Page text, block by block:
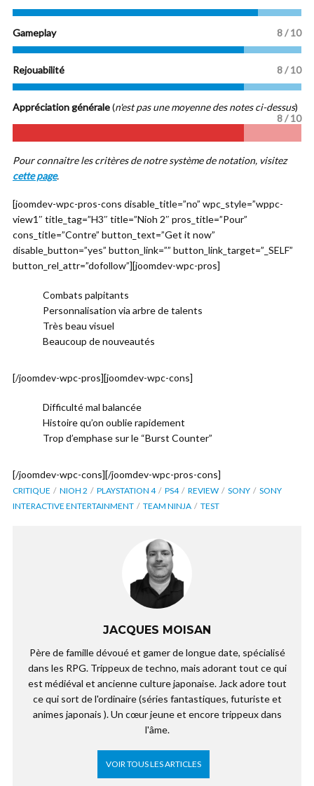
Gameplay 8 / 10
Rejouabilité 8 / 10
Appréciation générale(n'est pas une moyenne des notes ci-dessus)
8 / 10
Pour connaitre les critères de notre système de notation, visitez
cette page.
[joomdev-wpc-pros-cons disable_title=”no” wpc_style=”wppc-
view1″ title_tag=”H3″ title=”Nioh 2″ pros_title=”Pour”
cons_title=”Contre” button_text=”Get it now”
disable_button=”yes” button_link=”” button_link_target=”_SELF”
button_rel_attr=”dofollow”][joomdev-wpc-pros]
Combats palpitants
Personnalisation via arbre de talents
Très beau visuel
Beaucoup de nouveautés
[/joomdev-wpc-pros][joomdev-wpc-cons]
Difficulté mal balancée
Histoire qu’on oublie rapidement
Trop d’emphase sur le “Burst Counter”
[/joomdev-wpc-cons][/joomdev-wpc-pros-cons]
CRITIQUE NIOH 2 PLAYSTATION 4 PS4 REVIEW SONY
SONY
INTERACTIVE ENTERTAINMENT
TEAM NINJA TEST
JACQUES MOISAN
Père de famille dévoué et gamer de longue date, spécialisé
dans les RPG. Trippeux de techno, mais adorant tout ce qui
est médiéval et ancienne culture japonaise. Jack adore tout
ce qui sort de l'ordinaire (séries fantastiques, futuriste et
animes japonais ). Un cœur jeune et encore trippeux dans
l'âme.
VOIR TOUS LES ARTICLES